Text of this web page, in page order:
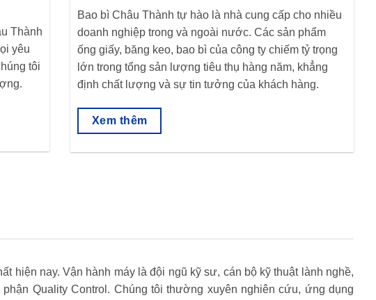
Thành
yêu
tôi
Bao bì Châu Thành tự hào là nhà cung cấp cho nhiều
doanh nghiệp trong và ngoài nước. Các sản phẩm
ống giấy, băng keo, bao bì của công ty chiếm tỷ trọng
lớn trong tổng sản lượng tiêu thụ hàng năm, khẳng
định chất lượng và sự tin tưởng của khách hàng.
Xem thêm
hiện nay. Vận hành máy là đội ngũ kỹ sư, cán bộ kỹ thuật lành nghề,
Quality Control. Chúng tôi thường xuyên nghiên cứu, ứng dụng